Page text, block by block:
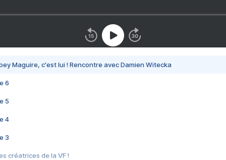
Maguire, c'est lui ! Rencontre avec Damien Witecka
6
5
4
3
créatrices de la VF !